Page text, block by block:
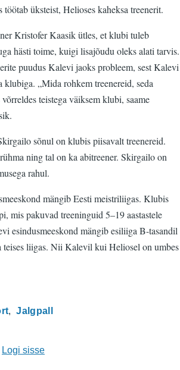
üksteist, Helioses kaheksa treenerit.
Kristofer Kaasik ütles, et klubi tuleb
hästi toime, kuigi lisajõudu oleks alati tarvis.
puudus Kalevi jaoks probleem, sest Kalevi
klubiga. „Mida rohkem treenereid, seda
teistega väiksem klubi, saame
sõnul on klubis piisavalt treenereid.
ning tal on ka abitreener. Skirgailo on
rahul.
mängib Eesti meistriliigas. Klubis
mis pakuvad treeninguid 5–19 aastastele
esindusmeeskond mängib esiliiga B-tasandil
teises liigas. Nii Kalevil kui Heliosel on umbes
Jalgpall
Logi sisse